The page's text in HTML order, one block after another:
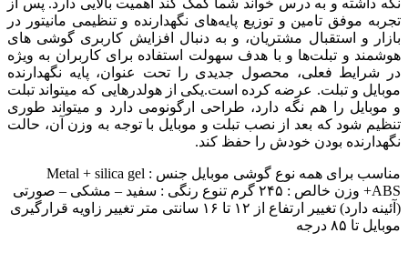
نگه داشته و به درس خواند شما کمک کند اهمیت بالایی دارد. پس از
تجربه موفق تامین و توزیع پایه‌های نگهدارنده و تنظیمی مانیتور در
بازار و استقبال مشتریان، و به دنبال افزایش کاربری گوشی های
هوشمند و تبلت‌ها و با هدف سهولت استفاده برای کاربران به ویژه
در شرایط فعلی، محصول جدیدی را تحت عنوان، پایه نگهدارنده
موبایل و تبلت. عرضه کرده است.یکی از هولدرهایی که میتواند تبلت
و موبایل را هم نگه دارد، طراحی ارگونومی دارد و میتواند طوری
تنظیم شود که بعد از نصب تبلت و موبایل با توجه به وزن آن، حالت
نگهدارنده بودن خودش را حفظ کند.
مناسب برای همه نوع گوشی موبایل جنس : Metal + silica gel
+ABS وزن خالص : ۲۴۵ گرم تنوع رنگی : سفید – مشکی – صورتی
(آئینه دارد) تغییر ارتفاع از ۱۲ تا ۱۶ سانتی متر تغییر زاویه قرارگیری
موبایل تا ۸۵ درجه